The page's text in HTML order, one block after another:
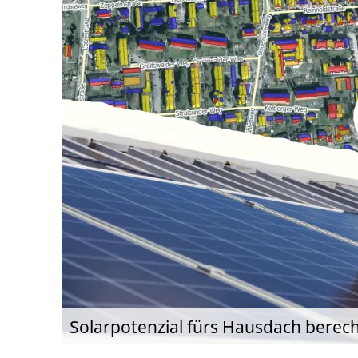
Solarpotenzial fürs Hausdach